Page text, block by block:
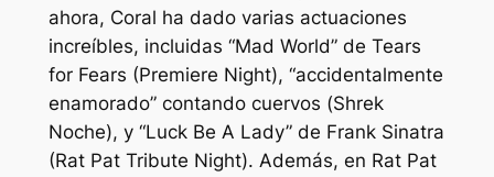
ahora, Coral ha dado varias actuaciones
increíbles, incluidas “Mad World” de Tears
for Fears (Premiere Night), “accidentalmente
enamorado” contando cuervos (Shrek
Noche), y “Luck Be A Lady” de Frank Sinatra
(Rat Pat Tribute Night). Además, en Rat Pat